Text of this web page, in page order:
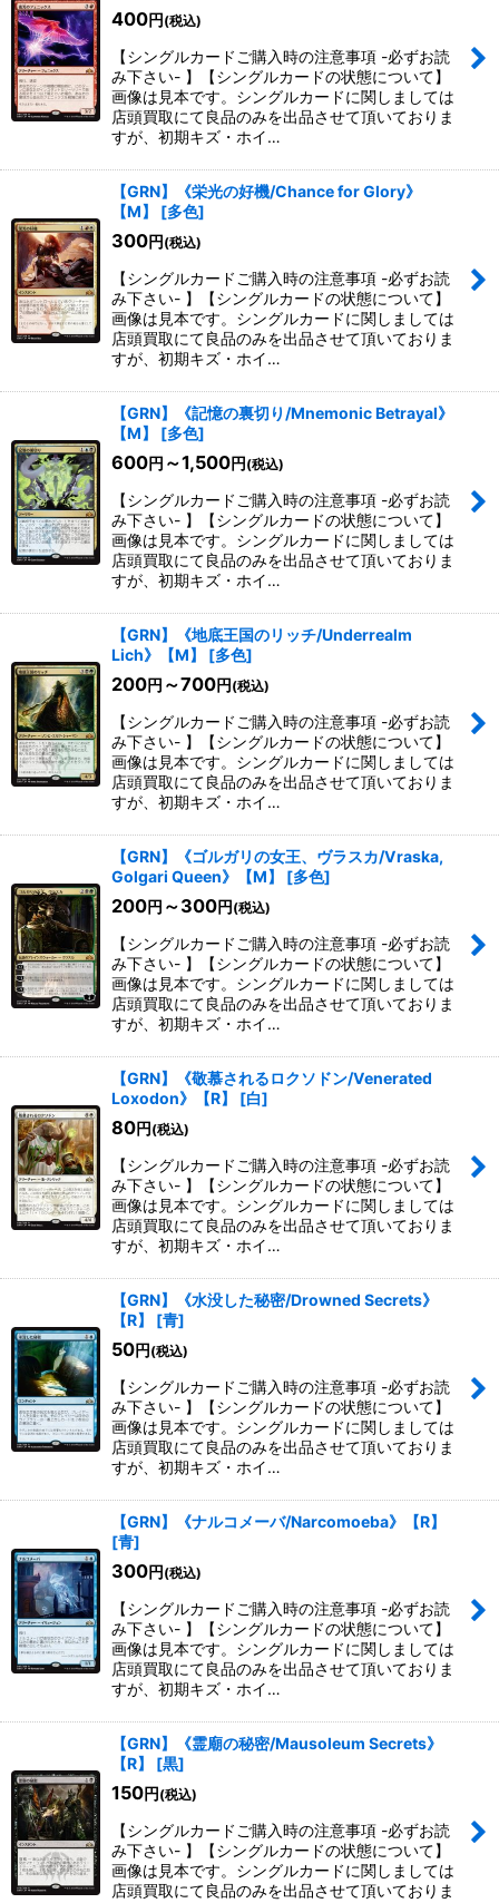
400円 (税込)
【シングルカードご購入時の注意事項 -必ずお読
み下さい- 】【シングルカードの状態について】
画像は見本です。シングルカードに関しましては
店頭買取にて良品のみを出品させて頂いておりま
すが、初期キズ・ホイ…
【GRN】《栄光の好機/Chance for Glory》
【M】
[多色]
300円 (税込)
【シングルカードご購入時の注意事項 -必ずお読
み下さい- 】【シングルカードの状態について】
画像は見本です。シングルカードに関しましては
店頭買取にて良品のみを出品させて頂いておりま
すが、初期キズ・ホイ…
【GRN】《記憶の裏切り/Mnemonic Betrayal》
【M】
[多色]
600円 ～1,500円 (税込)
【シングルカードご購入時の注意事項 -必ずお読
み下さい- 】【シングルカードの状態について】
画像は見本です。シングルカードに関しましては
店頭買取にて良品のみを出品させて頂いておりま
すが、初期キズ・ホイ…
【GRN】《地底王国のリッチ/Underrealm
Lich》【M】
[多色]
200円 ～700円 (税込)
【シングルカードご購入時の注意事項 -必ずお読
み下さい- 】【シングルカードの状態について】
画像は見本です。シングルカードに関しましては
店頭買取にて良品のみを出品させて頂いておりま
すが、初期キズ・ホイ…
【GRN】《ゴルガリの女王、ヴラスカ/Vraska,
Golgari Queen》【M】
[多色]
200円 ～300円 (税込)
【シングルカードご購入時の注意事項 -必ずお読
み下さい- 】【シングルカードの状態について】
画像は見本です。シングルカードに関しましては
店頭買取にて良品のみを出品させて頂いておりま
すが、初期キズ・ホイ…
【GRN】《敬慕されるロクソドン/Venerated
Loxodon》【R】
[白]
80円 (税込)
【シングルカードご購入時の注意事項 -必ずお読
み下さい- 】【シングルカードの状態について】
画像は見本です。シングルカードに関しましては
店頭買取にて良品のみを出品させて頂いておりま
すが、初期キズ・ホイ…
【GRN】《水没した秘密/Drowned Secrets》
【R】
[青]
50円 (税込)
【シングルカードご購入時の注意事項 -必ずお読
み下さい- 】【シングルカードの状態について】
画像は見本です。シングルカードに関しましては
店頭買取にて良品のみを出品させて頂いておりま
すが、初期キズ・ホイ…
【GRN】《ナルコメーバ/Narcomoeba》【R】
[青]
300円 (税込)
【シングルカードご購入時の注意事項 -必ずお読
み下さい- 】【シングルカードの状態について】
画像は見本です。シングルカードに関しましては
店頭買取にて良品のみを出品させて頂いておりま
すが、初期キズ・ホイ…
【GRN】《霊廟の秘密/Mausoleum Secrets》
【R】
[黒]
150円 (税込)
【シングルカードご購入時の注意事項 -必ずお読
み下さい- 】【シングルカードの状態について】
画像は見本です。シングルカードに関しましては
店頭買取にて良品のみを出品させて頂いておりま